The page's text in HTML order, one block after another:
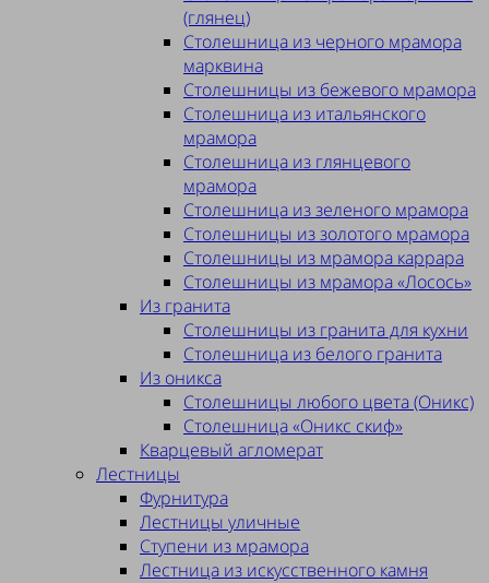
(глянец)
Столешница из черного мрамора
марквина
Столешницы из бежевого мрамора
Столешница из итальянского
мрамора
Столешница из глянцевого
мрамора
Столешница из зеленого мрамора
Столешницы из золотого мрамора
Столешницы из мрамора каррара
Столешницы из мрамора «Лосось»
Из гранита
Столешницы из гранита для кухни
Столешница из белого гранита
Из оникса
Столешницы любого цвета (Оникс)
Столешница «Оникс скиф»
Кварцевый агломерат
Лестницы
Фурнитура
Лестницы уличные
Ступени из мрамора
Лестница из искусственного камня